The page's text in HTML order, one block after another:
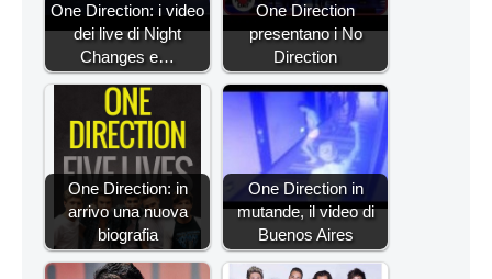
One Direction: i video
dei live di Night
Changes e…
One Direction
presentano i No
Direction
One Direction: in
arrivo una nuova
biografia
One Direction in
mutande, il video di
Buenos Aires